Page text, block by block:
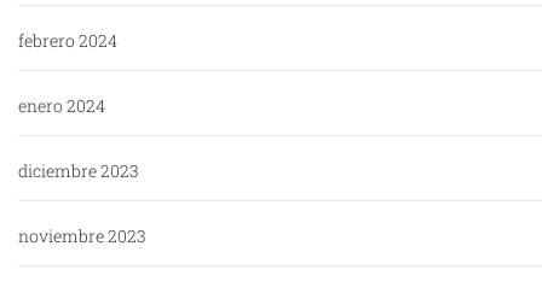
febrero 2024
enero 2024
diciembre 2023
noviembre 2023